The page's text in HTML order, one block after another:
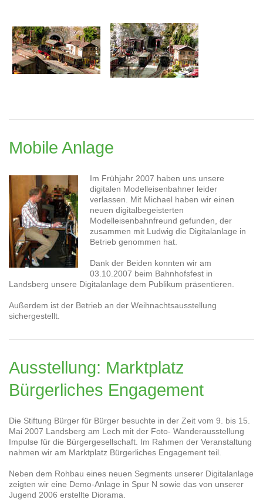
Mobile Anlage
Im Frühjahr 2007 haben uns unsere
digitalen Modelleisenbahner leider
verlassen. Mit Michael haben wir einen
neuen digitalbegeisterten
Modelleisenbahnfreund gefunden, der
zusammen mit Ludwig die Digitalanlage in
Betrieb genommen hat.
Dank der Beiden konnten wir am
03.10.2007 beim Bahnhofsfest in
Landsberg unsere Digitalanlage dem Publikum präsentieren.
Außerdem ist der Betrieb an der Weihnachtsausstellung
sichergestellt.
Ausstellung: Marktplatz
Bürgerliches Engagement
Die Stiftung Bürger für Bürger besuchte in der Zeit vom 9. bis 15.
Mai 2007 Landsberg am Lech mit der Foto- Wanderausstellung
Impulse für die Bürgergesellschaft. Im Rahmen der Veranstaltung
nahmen wir am Marktplatz Bürgerliches Engagement teil.
Neben dem Rohbau eines neuen Segments unserer Digitalanlage
zeigten wir eine Demo-Anlage in Spur N sowie das von unserer
Jugend 2006 erstellte Diorama.